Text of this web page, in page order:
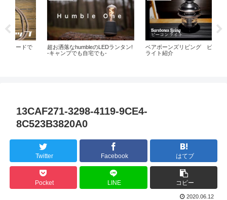
超お洒落なhumbleのLEDランタン!
-キャンプでも自宅でも-
ベアボーンズリビング ビーコン
13CAF271-3298-4119-9CE4-
8C523B3820A0
Twitter Facebook はてブ
Pocket LINE コピー
2020.06.12